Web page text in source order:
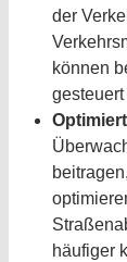
der
können
häufiger